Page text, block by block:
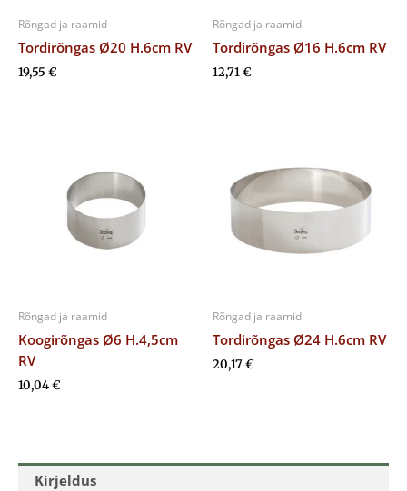
Kirjeldus
Rõngad ja raamid
Tordirõngas Ø20 H.6cm RV
19,55 €
Rõngad ja raamid
Tordirõngas Ø16 H.6cm RV
12,71€
Rõngad ja raamid
Koogirõngas Ø6 H.4,5cm
RV
10,04€
Rõngad ja raamid
Tordirõngas Ø24 H.6cm RV
20,17€